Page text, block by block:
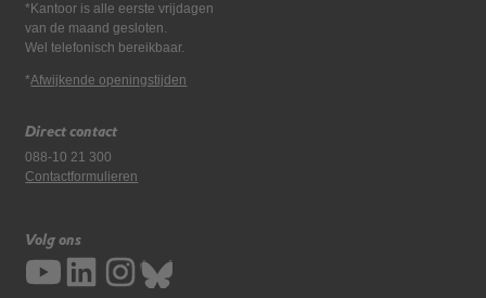
*Kantoor is alle eerste vrijdagen
van de maand gesloten.
Wel telefonisch bereikbaar.
*Afwijkende openingstijden
Direct contact
088-10 21 300
Contactformulieren
Volg ons